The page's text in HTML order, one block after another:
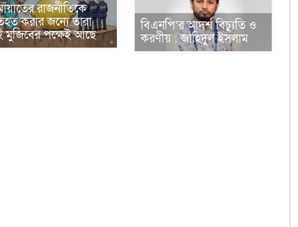
রাজনীতিকে
করার জন্যে তারা
মুজিবের পক্ষেই আছে
বিএনপি’র আদর্শ বিচ্যুতি ও
করণীয় : জাহিদুল ইসলাম